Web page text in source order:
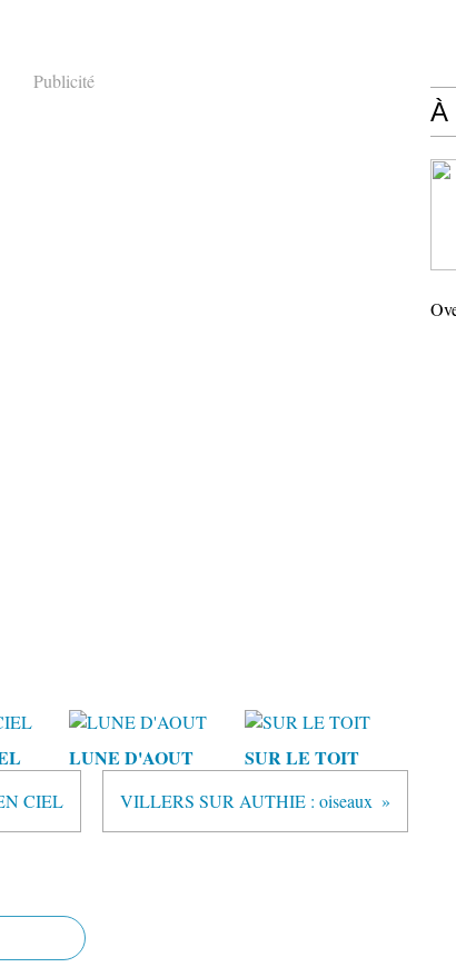
Publicité
LUNE D'AOUT SUR LE TOIT
CIEL VILLERS SUR AUTHIE : oiseaux
À